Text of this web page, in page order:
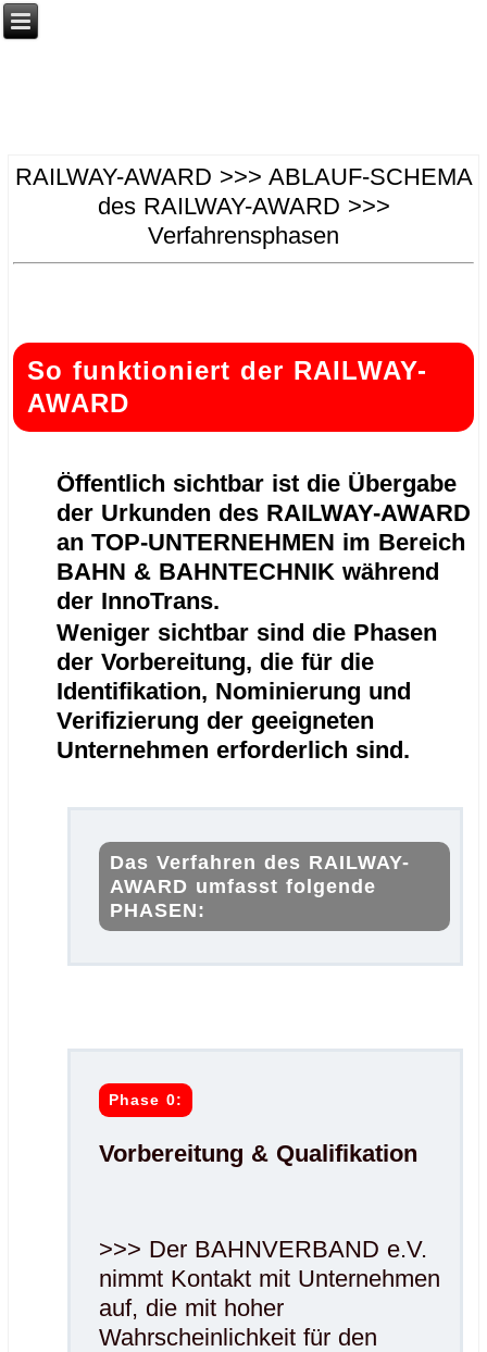
RAILWAY-AWARD >>> ABLAUF-SCHEMA
des RAILWAY-AWARD >>>
Verfahrensphasen
So funktioniert der RAILWAY-
AWARD
Öffentlich sichtbar ist die Übergabe
der Urkunden des RAILWAY-AWARD
an TOP-UNTERNEHMEN im Bereich
BAHN & BAHNTECHNIK während
der InnoTrans.
Weniger sichtbar sind die Phasen
der Vorbereitung, die für die
Identifikation, Nominierung und
Verifizierung der geeigneten
Unternehmen erforderlich sind.
Das Verfahren des RAILWAY-
AWARD umfasst folgende
PHASEN:
Phase 0:
Vorbereitung & Qualifikation
>>> Der BAHNVERBAND e.V.
nimmt Kontakt mit Unternehmen
auf, die mit hoher
Wahrscheinlichkeit für den